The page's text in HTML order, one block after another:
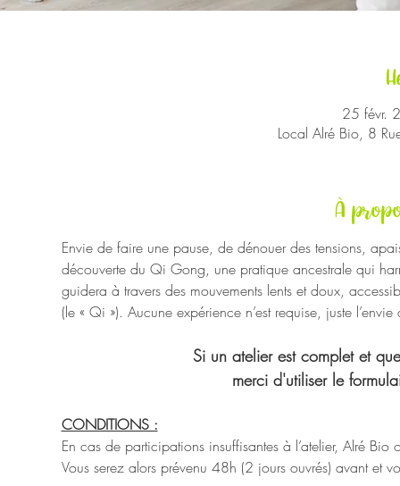
25 févr.
Local Alré Bio, 8
À
Envie de faire une pause, de dénouer des tensions,
découverte du Qi Gong, une pratique ancestrale qui
guidera à travers des mouvements lents et doux,
(le « Qi »). Aucune expérience n’est requise, juste
Si un atelier est complet et
merci d'utiliser le
CONDITIONS :
En cas de participations insuffisantes à l’atelier, Alré
Vous serez alors prévenu 48h (2 jours ouvrés) avant et